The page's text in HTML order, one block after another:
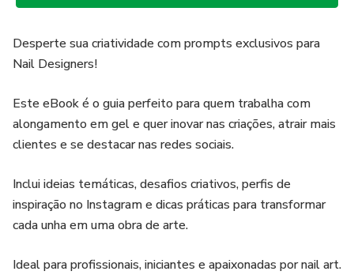
Desperte sua criatividade com prompts exclusivos para
Nail Designers!
Este eBook é o guia perfeito para quem trabalha com
alongamento em gel e quer inovar nas criações, atrair mais
clientes e se destacar nas redes sociais.
Inclui ideias temáticas, desafios criativos, perfis de
inspiração no Instagram e dicas práticas para transformar
cada unha em uma obra de arte.
Ideal para profissionais, iniciantes e apaixonadas por nail art.